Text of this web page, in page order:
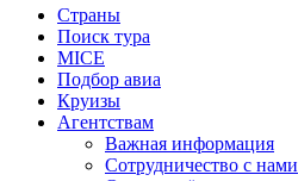
Страны
Поиск тура
MICE
Подбор авиа
Круизы
Агентствам
Важная информация
Сотрудничество с нами